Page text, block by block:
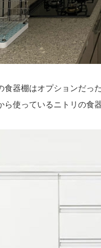
食器棚はオプションだった
ら使っているニトリの食